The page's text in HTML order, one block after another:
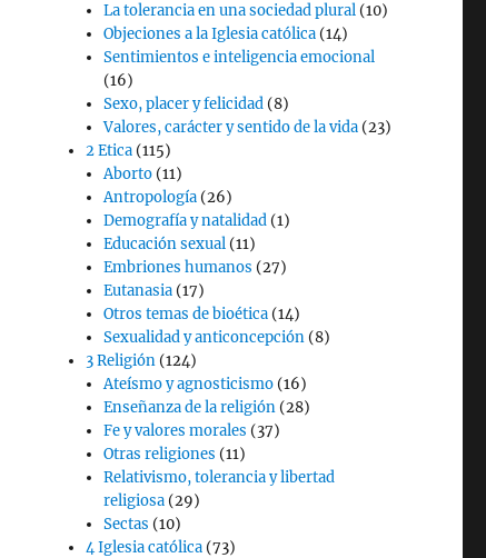
La tolerancia en una sociedad plural (10)
Objeciones a la Iglesia católica (14)
Sentimientos e inteligencia emocional
(16)
Sexo, placer y felicidad (8)
Valores, carácter y sentido de la vida (23)
2 Etica (115)
Aborto (11)
Antropología (26)
Demografía y natalidad (1)
Educación sexual (11)
Embriones humanos (27)
Eutanasia (17)
Otros temas de bioética (14)
Sexualidad y anticoncepción (8)
3 Religión (124)
Ateísmo y agnosticismo (16)
Enseñanza de la religión (28)
Fe y valores morales (37)
Otras religiones (11)
Relativismo, tolerancia y libertad
religiosa (29)
Sectas (10)
4 Iglesia católica (73)